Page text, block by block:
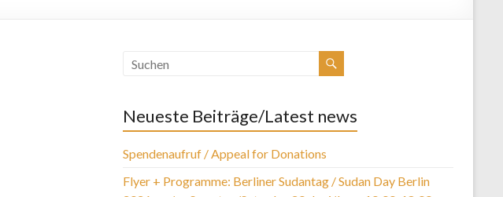
Neueste Beiträge/Latest news
Spendenaufruf / Appeal for Donations
Flyer + Programme: Berliner Sudantag / Sudan Day Berlin